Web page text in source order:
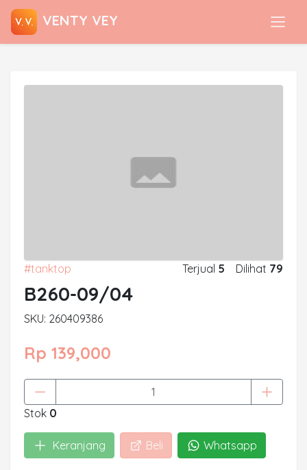
VENTY VEY
#tanktop Terjual 5 Dilihat 79
B260-09/04
SKU: 260409386
Rp 139,000
Stok 0
Keranjang Beli Whatsapp